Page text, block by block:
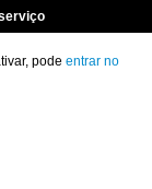
pode entrar no